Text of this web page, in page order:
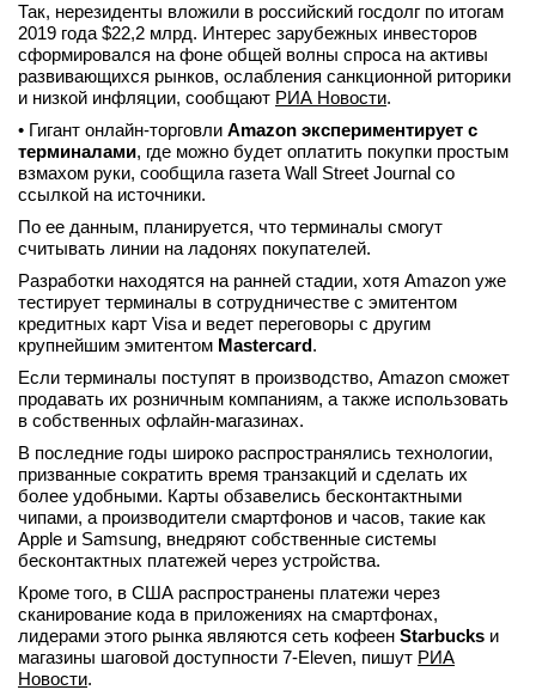
Так, нерезиденты вложили в российский госдолг по итогам
2019 года $22,2 млрд. Интерес зарубежных инвесторов
сформировался на фоне общей волны спроса на активы
развивающихся рынков, ослабления санкционной риторики
и низкой инфляции, сообщают РИА Новости.
• Гигант онлайн-торговли Amazon экспериментирует с
терминалами, где можно будет оплатить покупки простым
взмахом руки, сообщила газета Wall Street Journal со
ссылкой на источники.
По ее данным, планируется, что терминалы смогут
считывать линии на ладонях покупателей.
Разработки находятся на ранней стадии, хотя Amazon уже
тестирует терминалы в сотрудничестве с эмитентом
кредитных карт Visa и ведет переговоры с другим
крупнейшим эмитентом Mastercard.
Если терминалы поступят в производство, Amazon сможет
продавать их розничным компаниям, а также использовать
в собственных офлайн-магазинах.
В последние годы широко распространялись технологии,
призванные сократить время транзакций и сделать их
более удобными. Карты обзавелись бесконтактными
чипами, а производители смартфонов и часов, такие как
Apple и Samsung, внедряют собственные системы
бесконтактных платежей через устройства.
Кроме того, в США распространены платежи через
сканирование кода в приложениях на смартфонах,
лидерами этого рынка являются сеть кофеен Starbucks и
магазины шаговой доступности 7-Eleven, пишут РИА
Новости.